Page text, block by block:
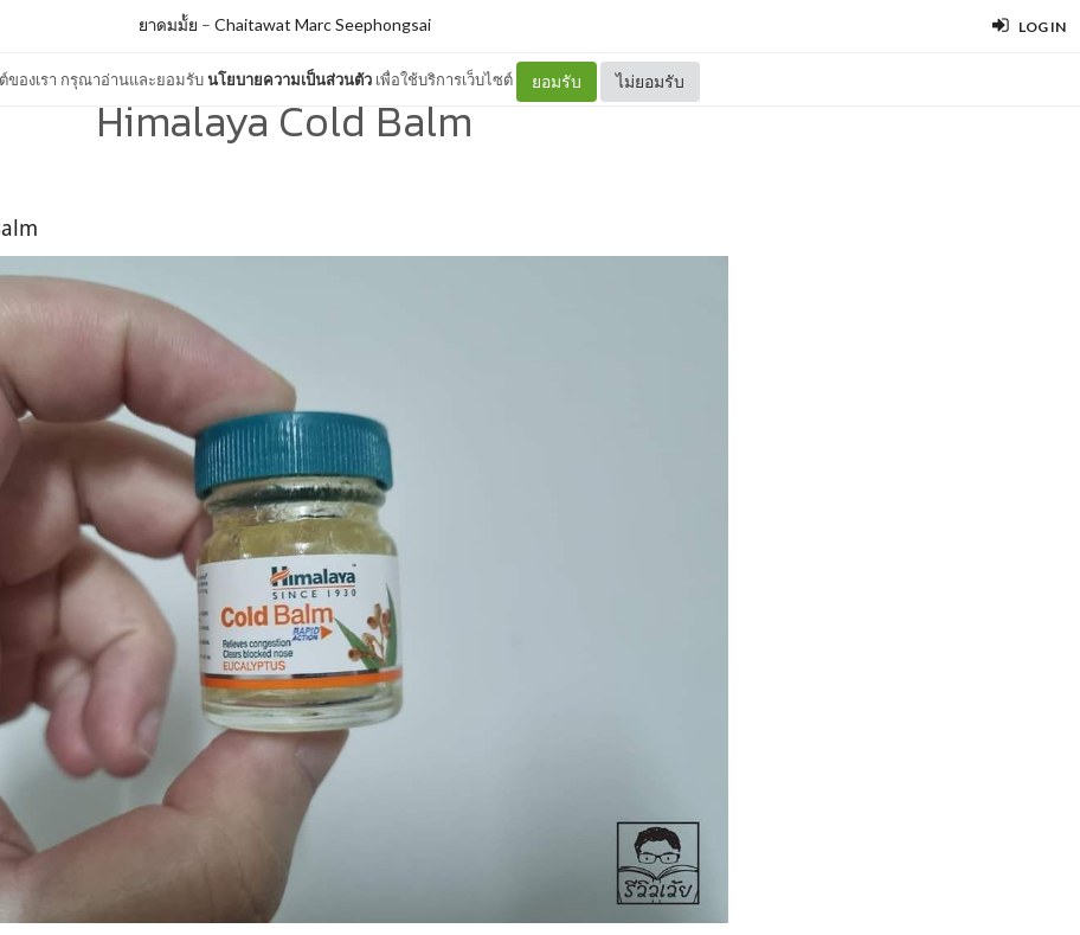
LOG IN
ของเรา กรุณาอ่านและยอมรับนโยบายความเป็นส่วนตัว เพื่อใช้บริการเว็บไซต์ ยอมรับ ไม่ยอมรับ
ยาดมมั้ย – Chaitawat Marc Seephongsai
Himalaya Cold Balm